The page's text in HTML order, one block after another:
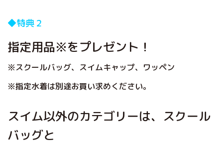
◆特典２
指定用品※をプレゼント！
※スクールバッグ、スイムキャップ、ワッペン
※指定水着は別途お買い求めください。
スイム以外のカテゴリーは、スクール
バッグと